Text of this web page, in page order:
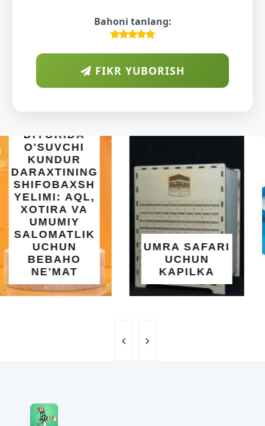
Bahoni tanlang:
FIKR YUBORISH
UMRA SAFARI
UCHUN
KAPILKA
INTEX EASY
SET BASSEYN
| 183X51 SM |
OSON
O'RNATILUVCHI
YOZGI
SALQINLIK VA
MAROQ